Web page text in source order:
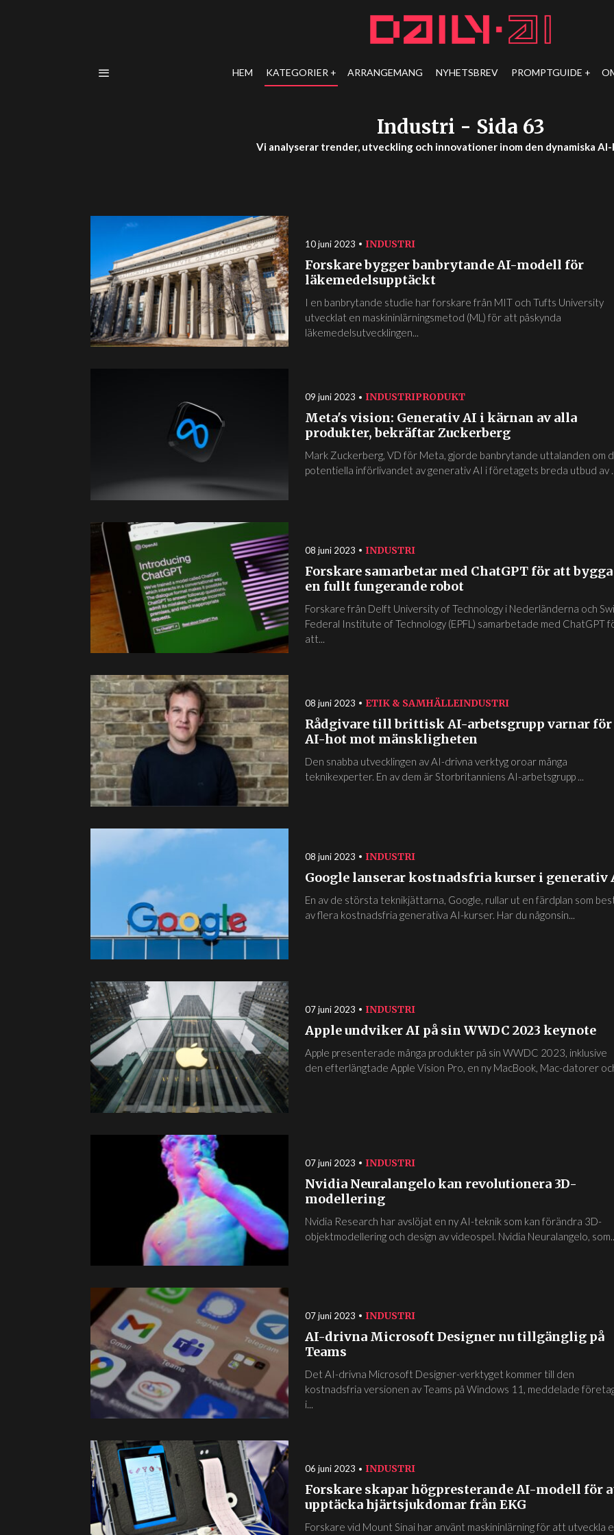
HEM KATEGORIER ARRANGEMANG NYHETSBREV PROMPTGUIDE
Industri - Sida 63
Vi analyserar trender, utveckling och innovationer inom den dynamiska
10 juni 2023 INDUSTRI
Forskare bygger banbrytande AI-modell för
läkemedelsupptäckt
I en banbrytande studie har forskare från MIT och Tufts University
utvecklat en maskininlärningsmetod (ML) för att påskynda
läkemedelsutvecklingen...
09 juni 2023 INDUSTRIPRODUKT
Meta's vision: Generativ AI i kärnan av alla
produkter, bekräftar Zuckerberg
Mark Zuckerberg, VD för Meta, gjorde banbrytande uttalanden om
potentiella införlivandet av generativ AI i företagets breda utbud av
08 juni 2023 INDUSTRI
Forskare samarbetar med ChatGPT för att bygga
en fullt fungerande robot
Forskare från Delft University of Technology i Nederländerna och
Federal Institute of Technology (EPFL) samarbetade med ChatGPT
att...
08 juni 2023 ETIK & SAMHÄLLEINDUSTRI
Rådgivare till brittisk AI-arbetsgrupp varnar för
AI-hot mot mänskligheten
Den snabba utvecklingen av AI-drivna verktyg oroar många
teknikexperter. En av dem är Storbritanniens AI-arbetsgrupp ...
08 juni 2023 INDUSTRI
Google lanserar kostnadsfria kurser i generativ
En av de största teknikjättarna, Google, rullar ut en färdplan som
av flera kostnadsfria generativa AI-kurser. Har du någonsin...
07 juni 2023 INDUSTRI
Apple undviker AI på sin WWDC 2023 keynote
Apple presenterade många produkter på sin WWDC 2023, inklusive
den efterlängtade Apple Vision Pro, en ny MacBook, Mac-datorer
07 juni 2023 INDUSTRI
Nvidia Neuralangelo kan revolutionera 3D-
modellering
Nvidia Research har avslöjat en ny AI-teknik som kan förändra 3D-
objektmodellering och design av videospel. Nvidia Neuralangelo,
07 juni 2023 INDUSTRI
AI-drivna Microsoft Designer nu tillgänglig på
Teams
Det AI-drivna Microsoft Designer-verktyget kommer till den
kostnadsfria versionen av Teams på Windows 11, meddelade
i...
06 juni 2023 INDUSTRI
Forskare skapar högpresterande AI-modell för
upptäcka hjärtsjukdomar från EKG
Forskare vid Mount Sinai har använt maskininlärning för att utveckla